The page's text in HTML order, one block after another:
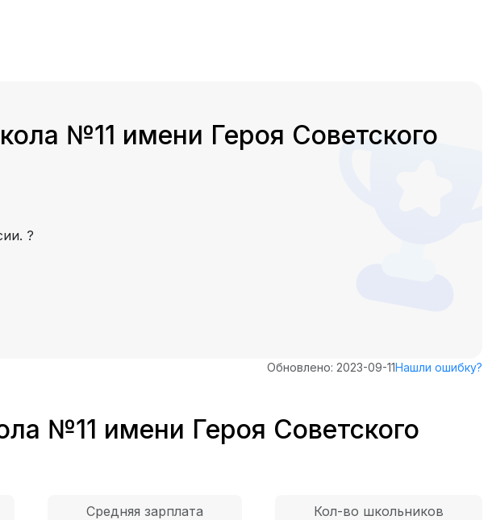
№11 имени Героя Советского
?
Обновлено: 2023-09-11Нашли ошибку?
№11 имени Героя Советского
Средняя зарплата
Кол-во школьников